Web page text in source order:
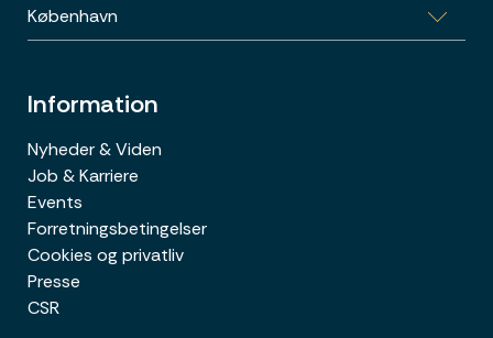
Sports Allé 5B, 1.th., 4300 Holbæk
København
Information
Nyheder & Viden
Job & Karriere
Events
Forretningsbetingelser
Cookies og privatliv
Presse
CSR